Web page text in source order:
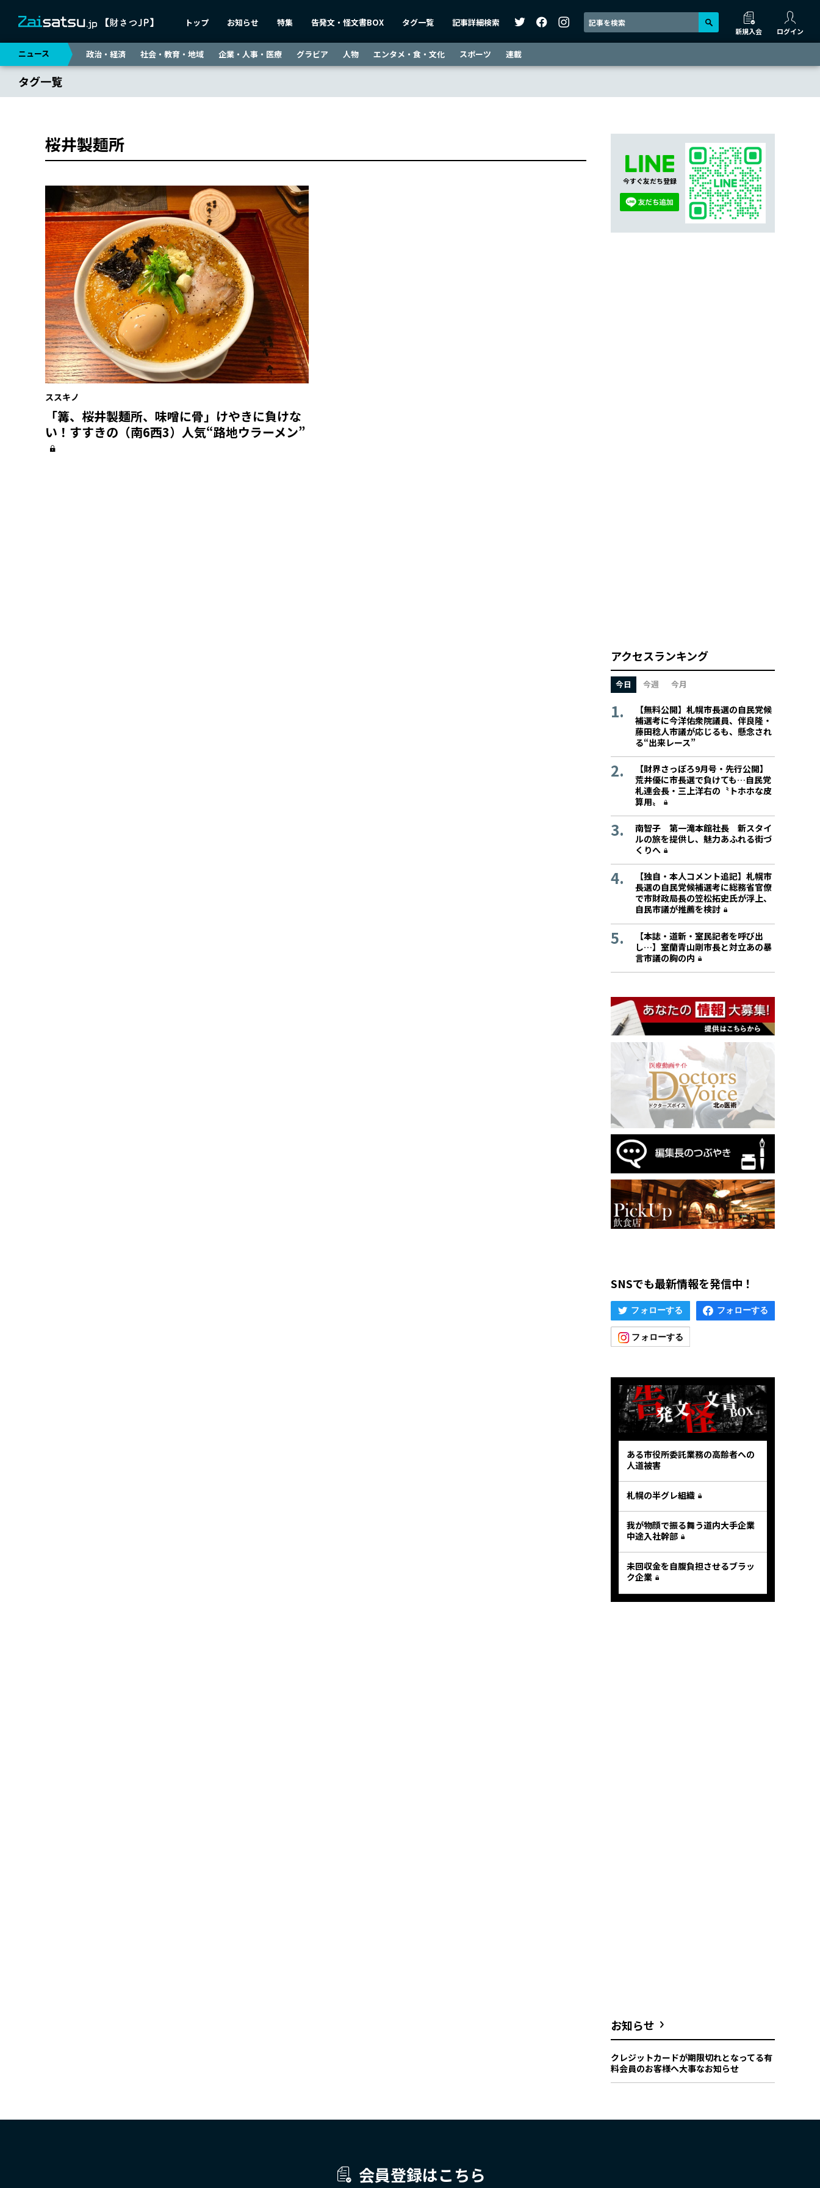
トップ お知らせ 特集 告発文・怪文書BOX タグ一覧 記事詳細検索
新規入会 ログイン
ニュース 政治・経済 社会・教育・地域 企業・人事・医療 グラビア 人物 エンタメ・食・文化 スポーツ 連載
タグ一覧
桜井製麺所
ススキノ
「篝、桜井製麺所、味噌に骨」けやきに負けな
い！すすきの（南6西3）人気“路地ウラーメン”
今すぐ友だち登録
アクセスランキング
今日 今週 今月
【無料公開】札幌市長選の自民党候
補選考に今洋佑衆院議員、伴良隆・
藤田稔人市議が応じるも、懸念され
る“出来レース”
【財界さっぽろ9月号・先行公開】
荒井優に市長選で負けても…自民党
札連会長・三上洋右の〝トホホな皮
算用〟
南智子 第一滝本館社長 新スタイ
ルの旅を提供し、魅力あふれる街づ
くりへ
【独自・本人コメント追記】札幌市
長選の自民党候補選考に総務省官僚
で市財政局長の笠松拓史氏が浮上、
自民市議が推薦を検討
【本誌・道新・室民記者を呼び出
し…】室蘭青山剛市長と対立あの暴
言市議の胸の内
SNSでも最新情報を発信中！
ある市役所委託業務の高齢者への
人道被害
札幌の半グレ組織
我が物顔で振る舞う道内大手企業
中途入社幹部
未回収金を自腹負担させるブラッ
ク企業
お知らせ
クレジットカードが期限切れとなってる有
料会員のお客様へ大事なお知らせ
会員登録はこちら